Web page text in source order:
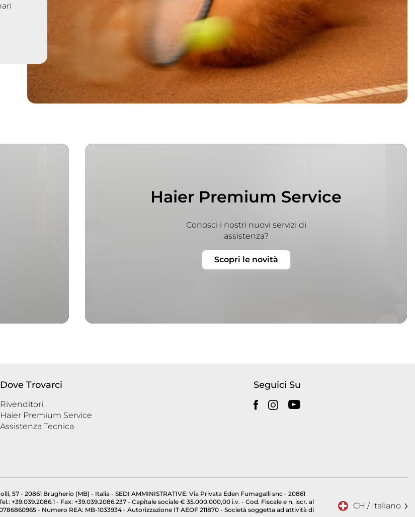
Haier Premium Service
Conosci i nostri nuovi servizi di
assistenza?
Scopri le novità
57 - 20861 Brugherio (MB) - Italia - SEDI AMMINISTRATIVE: Via Privata Eden Fumagalli snc - 20861
+39.039.2086.1 - Fax: +39.039.2086.237 - Capitale sociale € 35.000.000,00 i.v. - Cod. Fiscale e n. iscr. al
- Numero REA: MB-1033934 - Autorizzazione IT AEOF 211870 - Società soggetta ad attività di
CH / Italiano
Dove Trovarci
Rivenditori
Haier Premium Service
Assistenza Tecnica
Seguici Su